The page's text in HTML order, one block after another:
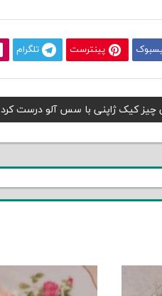
پینترست تلگرام
کیک ژاپنی با سس آلو درست کرد